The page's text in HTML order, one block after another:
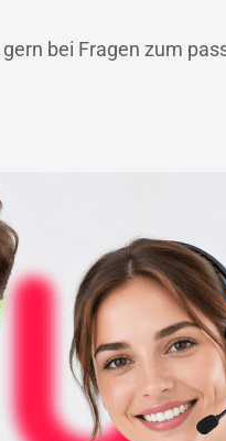
bei Fragen zum